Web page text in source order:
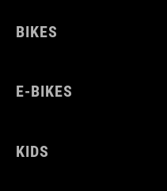
BIKES
E-BIKES
KIDS